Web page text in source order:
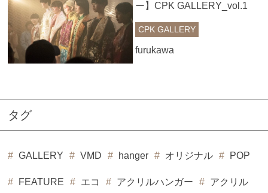
ー】CPK GALLERY_vol.1
SINA SUIEN 有本ゆみこ
CPK GALLERY
furukawa
タグ
GALLERY VMD hanger オリジナル POP
FEATURE エコ アクリルハンガー アクリル